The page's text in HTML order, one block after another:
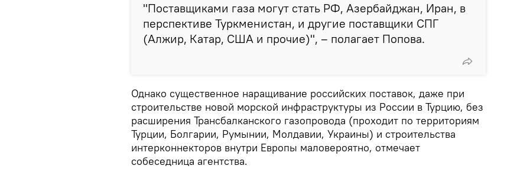
"Поставщиками газа могут стать РФ, Азербайджан, Иран, в
перспективе Туркменистан, и другие поставщики СПГ
(Алжир, Катар, США и прочие)", – полагает Попова.
Однако существенное наращивание российских поставок, даже при
строительстве новой морской инфраструктуры из России в Турцию, без
расширения Трансбалканского газопровода (проходит по территориям
Турции, Болгарии, Румынии, Молдавии, Украины) и строительства
интерконнекторов внутри Европы маловероятно, отмечает
собеседница агентства.